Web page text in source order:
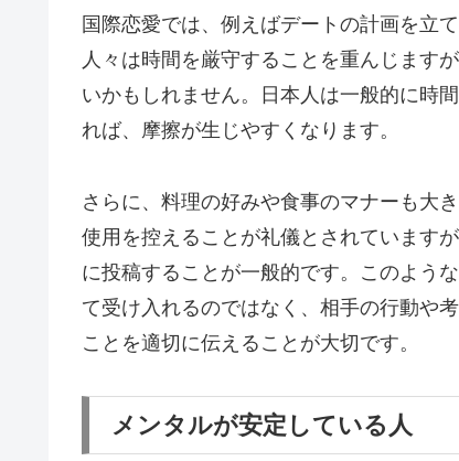
国際恋愛では、例えばデートの計画を立
人々は時間を厳守することを重んじます
いかもしれません。日本人は一般的に時
れば、摩擦が生じやすくなります。
さらに、料理の好みや食事のマナーも大
使用を控えることが礼儀とされています
に投稿することが一般的です。このよう
て受け入れるのではなく、相手の行動や
ことを適切に伝えることが大切です。
メンタルが安定している人